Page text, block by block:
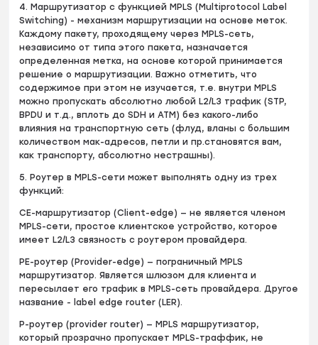
4. Маршрутизатор с функцией MPLS (Multiprotocol Label
Switching) - механизм маршрутизации на основе меток.
Каждому пакету, проходящему через MPLS-сеть,
независимо от типа этого пакета, назначается
определенная метка, на основе которой принимается
решение о маршрутизации. Важно отметить, что
содержимое при этом не изучается, т.е. внутри MPLS
можно пропускать абсолютно любой L2/L3 трафик (STP,
BPDU и т.д., вплоть до SDH и ATM) без какого-либо
влияния на транспортную сеть (флуд, вланы с большим
количеством мак-адресов, петли и пр.становятся вам,
как транспорту, абсолютно нестрашны).
5. Роутер в MPLS-сети может выполнять одну из трех
функций:
CE-маршрутизатор (Client-edge) — не является членом
MPLS-сети, простое клиентское устройство, которое
имеет L2/L3 связность с роутером провайдера.
PE-роутер (Provider-edge) — пограничный MPLS
маршрутизатор. Является шлюзом для клиента и
пересылает его трафик в MPLS-сеть провайдера. Другое
название - label edge router (LER).
P-роутер (provider router) — MPLS маршрутизатор,
который прозрачно пропускает MPLS-траффик, не